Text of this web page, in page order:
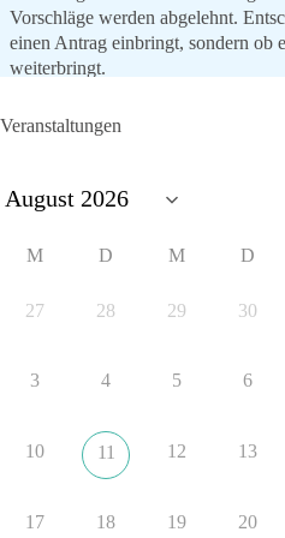
Vorschläge werden abgelehnt.
einen Antrag einbringt, sondern ob
weiterbringt.
Ablehnung. Keine politische
Entscheidungen? 👇
#dieBasis #SachsenAnhalt
10 Stunden zuvor
„Plandemie-Logik Reloaded“
Sie sagten immer und immer
Veranstaltungen
M D M D
27 28 29 30
3 4 5 6
10 11 12 13
17 18 19 20